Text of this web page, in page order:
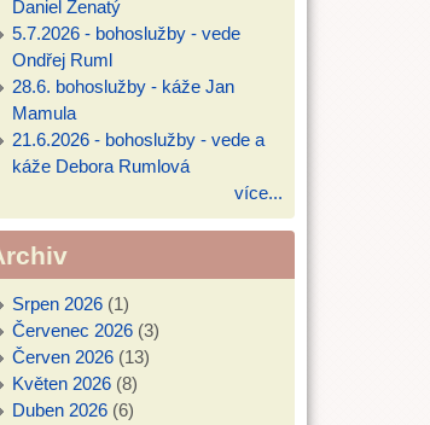
Daniel Ženatý
5.7.2026 - bohoslužby - vede
Ondřej Ruml
28.6. bohoslužby - káže Jan
Mamula
21.6.2026 - bohoslužby - vede a
káže Debora Rumlová
více...
Srpen 2026 (1)
Červenec 2026 (3)
Červen 2026 (13)
Květen 2026 (8)
Duben 2026 (6)